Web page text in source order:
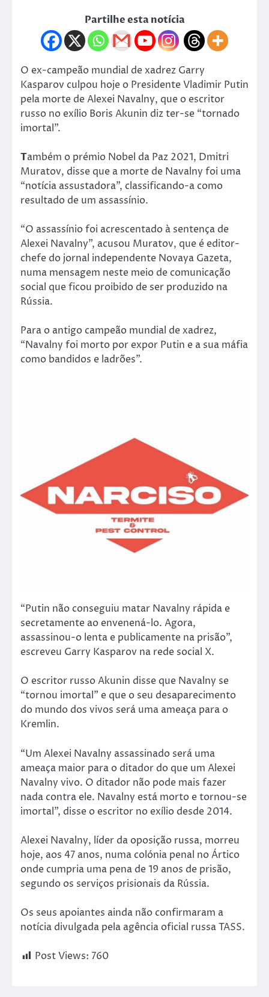
Partilhe esta notícia
O ex-campeão mundial de xadrez Garry
Kasparov culpou hoje o Presidente Vladimir Putin
pela morte de Alexei Navalny, que o escritor
russo no exílio Boris Akunin diz ter-se “tornado
imortal”.
Também o prémio Nobel da Paz 2021, Dmitri
Muratov, disse que a morte de Navalny foi uma
“notícia assustadora”, classificando-a como
resultado de um assassínio.
“O assassínio foi acrescentado à sentença de
Alexei Navalny”, acusou Muratov, que é editor-
chefe do jornal independente Novaya Gazeta,
numa mensagem neste meio de comunicação
social que ficou proibido de ser produzido na
Rússia.
Para o antigo campeão mundial de xadrez,
“Navalny foi morto por expor Putin e a sua máfia
como bandidos e ladrões”.
“Putin não conseguiu matar Navalny rápida e
secretamente ao envenená-lo. Agora,
assassinou-o lenta e publicamente na prisão”,
escreveu Garry Kasparov na rede social X.
O escritor russo Akunin disse que Navalny se
“tornou imortal” e que o seu desaparecimento
do mundo dos vivos será uma ameaça para o
Kremlin.
“Um Alexei Navalny assassinado será uma
ameaça maior para o ditador do que um Alexei
Navalny vivo. O ditador não pode mais fazer
nada contra ele. Navalny está morto e tornou-se
imortal”, disse o escritor no exílio desde 2014.
Alexei Navalny, líder da oposição russa, morreu
hoje, aos 47 anos, numa colónia penal no Ártico
onde cumpria uma pena de 19 anos de prisão,
segundo os serviços prisionais da Rússia.
Os seus apoiantes ainda não confirmaram a
notícia divulgada pela agência oficial russa TASS.
Post Views: 760